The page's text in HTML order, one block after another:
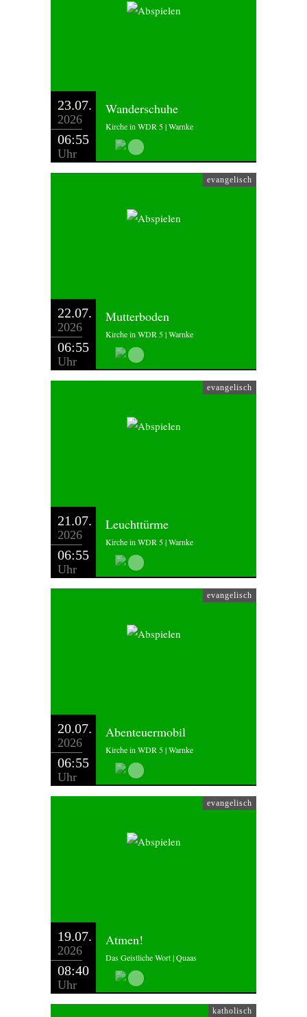
23.07.
2026
06:55
Uhr
Wanderschuhe
Kirche in WDR 5 | Warnke
evangelisch
22.07.
2026
06:55
Uhr
Mutterboden
Kirche in WDR 5 | Warnke
evangelisch
21.07.
2026
06:55
Uhr
Leuchttürme
Kirche in WDR 5 | Warnke
evangelisch
20.07.
2026
06:55
Uhr
Abenteuermobil
Kirche in WDR 5 | Warnke
evangelisch
19.07.
2026
08:40
Uhr
Atmen!
Das Geistliche Wort | Quaas
katholisch